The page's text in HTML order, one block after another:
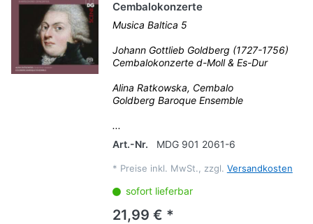
Cembalokonzerte
Musica Baltica 5
Johann Gottlieb Goldberg (1727-1756)
Cembalokonzerte d-Moll & Es-Dur
Alina Ratkowska, Cembalo
Goldberg Baroque Ensemble
...
Art.-Nr.
MDG 901 2061-6
* Preise inkl. MwSt., zzgl. Versandkosten
sofort lieferbar
21,99 € *